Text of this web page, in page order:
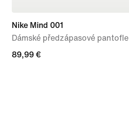
Nike Mind 001
Dámské předzápasové pantofle
89,99 €
89,99 €